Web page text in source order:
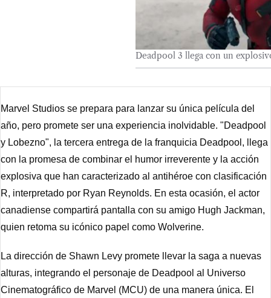
Deadpool 3 llega con un
Marvel Studios se prepara para lanzar su única película del
año, pero promete ser una experiencia inolvidable. "Deadpool
y Lobezno", la tercera entrega de la franquicia Deadpool, llega
con la promesa de combinar el humor irreverente y la acción
explosiva que han caracterizado al antihéroe con clasificación
R, interpretado por Ryan Reynolds. En esta ocasión, el actor
canadiense compartirá pantalla con su amigo Hugh Jackman,
quien retoma su icónico papel como Wolverine.
La dirección de Shawn Levy promete llevar la saga a nuevas
alturas, integrando el personaje de Deadpool al Universo
Cinematográfico de Marvel (MCU) de una manera única. El